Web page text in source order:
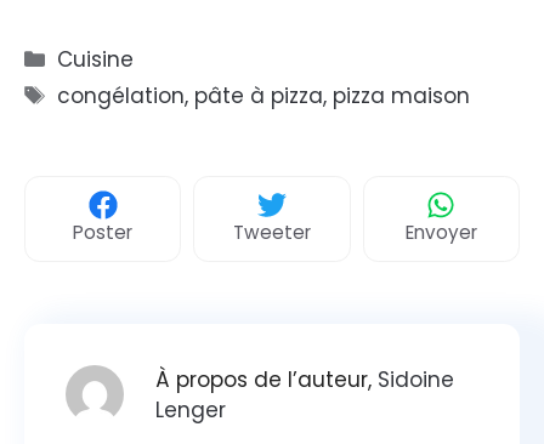
Catégories
Cuisine
Étiquettes
congélation, pâte à pizza, pizza maison
Poster Tweeter Envoyer
À propos de l’auteur, Sidoine
Lenger